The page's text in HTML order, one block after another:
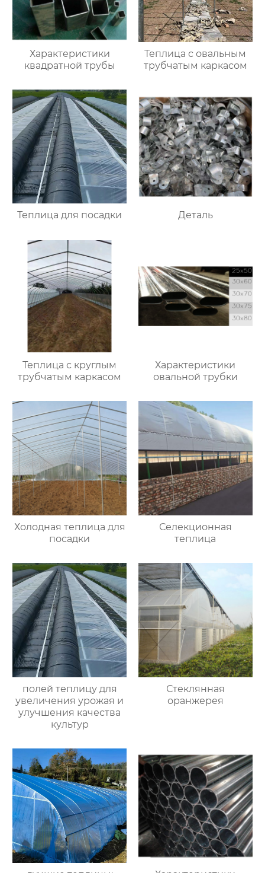
Характеристики
квадратной трубы
Теплица с овальным
трубчатым каркасом
Теплица для посадки Деталь
Теплица с круглым
трубчатым каркасом
Характеристики
овальной трубки
Холодная теплица для
посадки
Селекционная
теплица
полей теплицу для
увеличения урожая и
улучшения качества
культур
Стеклянная
оранжерея